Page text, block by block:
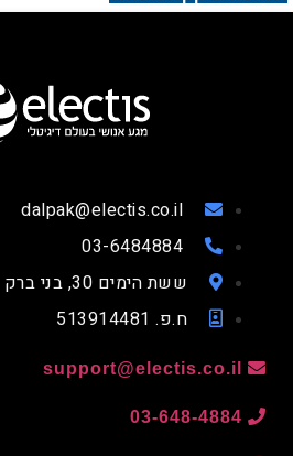
dalpak@electis.co.il
03-6484884
ששת הימים 30, בני ברק
ח.פ. 513914481
support@electis.co.il
03-648-4884